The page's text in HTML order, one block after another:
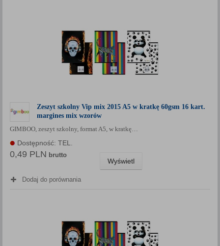
Zeszyt szkolny Vip mix 2015 A5 w kratkę 60gsm 16 kart.
margines mix wzorów
GIMBOO, zeszyt szkolny, format A5, w kratkę…
Dostępność: TEL.
0,49 PLN brutto
Wyświetl
Dodaj do porównania